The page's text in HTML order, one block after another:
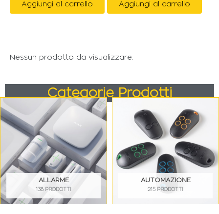
Aggiungi al carrello Aggiungi al carrello
Nessun prodotto da visualizzare.
Categorie Prodotti
ALLARME
138 PRODOTTI
AUTOMAZIONE
215 PRODOTTI